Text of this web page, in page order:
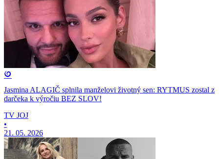
Jasmina ALAGIČ splnila manželovi životný sen: RYTMUS zostal z
darčeka k výročiu BEZ SLOV!
TV JOJ
•
21. 05. 2026